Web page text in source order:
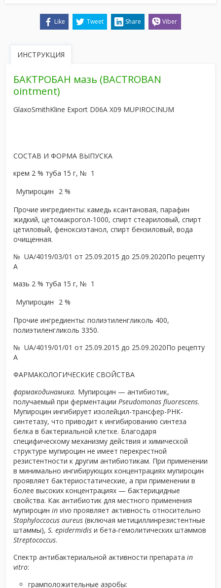
Like Tweet Share Viber
ИНСТРУКЦИЯ
БАКТРОБАН мазь (BACTROBAN
ointment)
GlaxoSmithKline Export D06A X09 MUPIROCINUM
СОСТАВ И ФОРМА ВЫПУСКА
крем 2 % туба 15 г, № 1
Мупироцин
2 %
Прочие ингредиенты: камедь ксантановая, парафин
жидкий, цетомакрогол-1000, спирт стеариловый, спирт
цетиловый, феноксиэтанол, спирт бензиловый, вода
очищенная.
№ UA/4019/03/01 от 25.09.2015 до 25.09.2020По рецепту
A
мазь 2 % туба 15 г, № 1
Мупироцин
2 %
Прочие ингредиенты: полиэтиленгликоль 400,
полиэтиленгликоль 3350.
№ UA/4019/01/01 от 25.09.2015 до 25.09.2020По рецепту
A
ФАРМАКОЛОГИЧЕСКИЕ СВОЙСТВА
фармакодинамика. Мупироцин — антибиотик,
получаемый при ферментации Pseudomonas fluorescens.
Мупироцин ингибирует изолейцил-трансфер-РНК-
синтетазу, что приводит к ингибированию синтеза
белка в бактериальной клетке. Благодаря
специфическому механизму действия и химической
структуре мупироцин не имеет перекрестной
резистентности к другим антибиотикам. При применении
в минимально ингибирующих концентрациях мупироцин
проявляет бактериостатические, а при применении в
более высоких концентрациях — бактерицидные
свойства. Как антибиотик для местного применения
мупироцин in vivo проявляет активность относительно
Staphyloccocus aureus (включая метициллинрезистентные
штаммы), S. epidermidis и бета-гемолитических штаммов
Streptococcus.
Спектр антибактериальной активности препарата in
vitro:
грамположительные аэробы: